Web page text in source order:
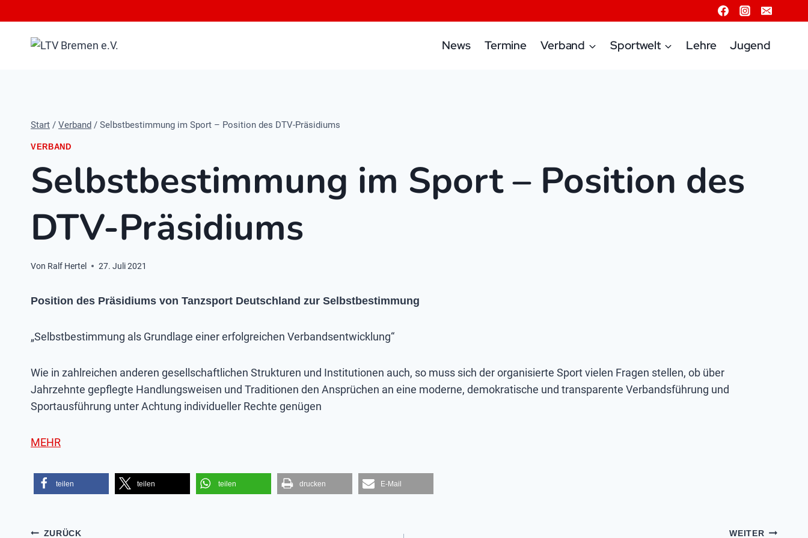
Inhalt
springen
News Termine Verband Sportwelt Lehre Jugend
Start / Verband / Selbstbestimmung im Sport – Position des DTV-Präsidiums
VERBAND
Selbstbestimmung im Sport – Position des
DTV-Präsidiums
Von Ralf Hertel 27. Juli 2021
Position des Präsidiums von Tanzsport Deutschland zur Selbstbestimmung
„Selbstbestimmung als Grundlage einer erfolgreichen Verbandsentwicklung“
Wie in zahlreichen anderen gesellschaftlichen Strukturen und Institutionen auch, so muss sich der organisierte Sport vielen Fragen stellen, ob über
Jahrzehnte gepflegte Handlungsweisen und Traditionen den Ansprüchen an eine moderne, demokratische und transparente Verbandsführung und
Sportausführung unter Achtung individueller Rechte genügen
MEHR
teilen teilen teilen drucken E-Mail
ZURÜCK WEITER